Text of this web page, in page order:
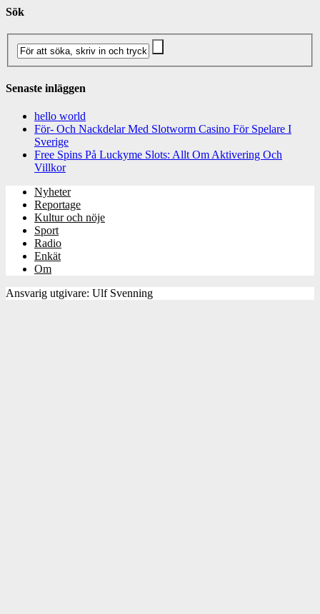
Sök
Senaste inläggen
hello world
För- Och Nackdelar Med Slotworm Casino För Spelare I
Sverige
Free Spins På Luckyme Slots: Allt Om Aktivering Och
Villkor
Nyheter
Reportage
Kultur och nöje
Sport
Radio
Enkät
Om
Ansvarig utgivare: Ulf Svenning